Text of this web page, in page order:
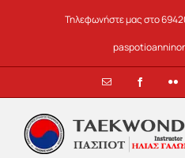
Τηλεφωνήστε μας στο
Email Facebook